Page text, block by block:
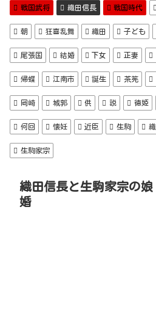
戦国武将 織田信長 戦国時代
朝 狂喜乱舞 織田 子ども
尾張国 結婚 下女 正妻
帰蝶 江南市 誕生 茶筅
岡崎 城郭 供 説 徳姫
何回 懐妊 近臣 生駒
生駒家宗
織田信長と生駒家宗の
婚